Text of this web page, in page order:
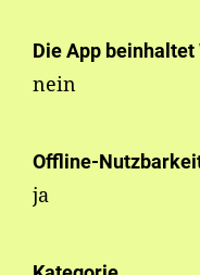
Die App beinhaltet
nein
Offline-
ja